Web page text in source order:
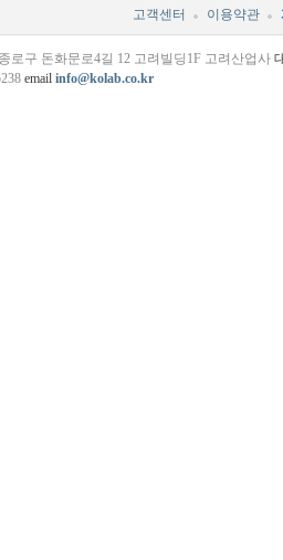
고객센터 이용약관
로구 돈화문로4길 12 고려빌딩1F 고려산업사
email info@kolab.co.kr